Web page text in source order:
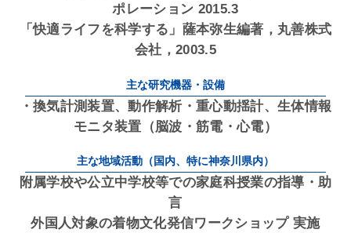
ポレーション 2015.3
「快適ライフを科学する」薩本弥生編著，丸善株式
会社，2003.5
主な研究機器・設備
・換気計測装置、動作解析・重心動揺計、生体情報
モニタ装置（脳波・筋電・心電）
主な地域活動（国内、特に神奈川県内）
附属学校や公立中学校等での家庭科授業の指導・助
言
外国人対象の着物文化発信ワークショップ 実施